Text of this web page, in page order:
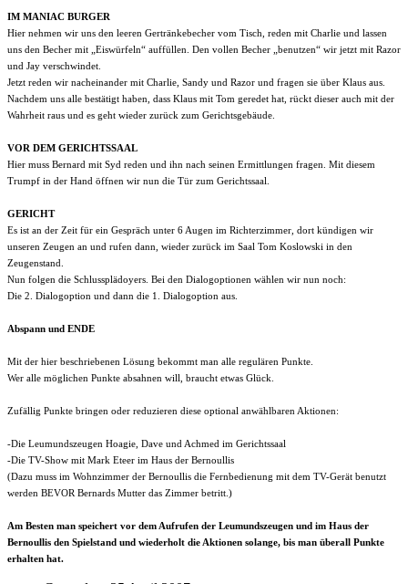
IM MANIAC BURGER
Hier nehmen wir uns den leeren Gertränkebecher vom Tisch, reden mit Charlie und lassen
uns den Becher mit „Eiswürfeln“ auffüllen. Den vollen Becher „benutzen“ wir jetzt mit Razor
und Jay verschwindet.
Jetzt reden wir nacheinander mit Charlie, Sandy und Razor und fragen sie über Klaus aus.
Nachdem uns alle bestätigt haben, dass Klaus mit Tom geredet hat, rückt dieser auch mit der
Wahrheit raus und es geht wieder zurück zum Gerichtsgebäude.
VOR DEM GERICHTSSAAL
Hier muss Bernard mit Syd reden und ihn nach seinen Ermittlungen fragen. Mit diesem
Trumpf in der Hand öffnen wir nun die Tür zum Gerichtssaal.
GERICHT
Es ist an der Zeit für ein Gespräch unter 6 Augen im Richterzimmer, dort kündigen wir
unseren Zeugen an und rufen dann, wieder zurück im Saal Tom Koslowski in den
Zeugenstand.
Nun folgen die Schlussplädoyers. Bei den Dialogoptionen wählen wir nun noch:
Die 2. Dialogoption und dann die 1. Dialogoption aus.
Abspann und ENDE
Mit der hier beschriebenen Lösung bekommt man alle regulären Punkte.
Wer alle möglichen Punkte absahnen will, braucht etwas Glück.
Zufällig Punkte bringen oder reduzieren diese optional anwählbaren Aktionen:
-Die Leumundszeugen Hoagie, Dave und Achmed im Gerichtssaal
-Die TV-Show mit Mark Eteer im Haus der Bernoullis
(Dazu muss im Wohnzimmer der Bernoullis die Fernbedienung mit dem TV-Gerät benutzt
werden BEVOR Bernards Mutter das Zimmer betritt.)
Am Besten man speichert vor dem Aufrufen der Leumundszeugen und im Haus der
Bernoullis den Spielstand und wiederholt die Aktionen solange, bis man überall Punkte
erhalten hat.